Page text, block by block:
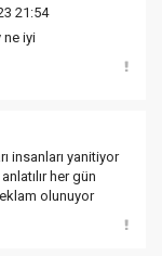
21:54
ne iyi
insanları yanitiyor
her gün
olunuyor